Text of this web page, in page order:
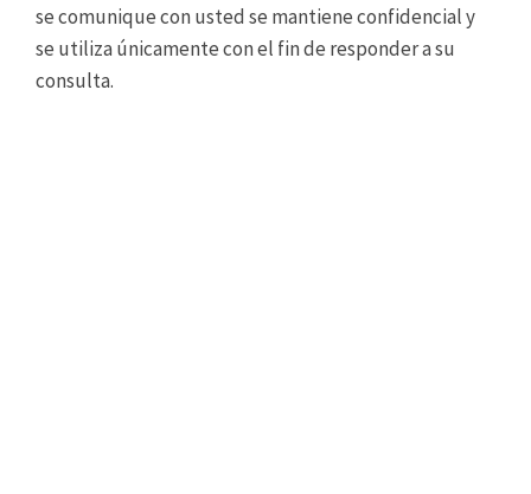
se comunique con usted se mantiene confidencial y
se utiliza únicamente con el fin de responder a su
consulta.